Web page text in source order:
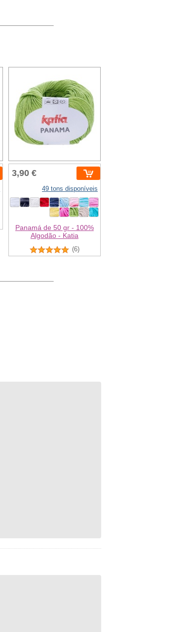
3,90 €
49 tons disponíveis
Panamá de 50 gr - 100%
Algodão - Katia
(6)